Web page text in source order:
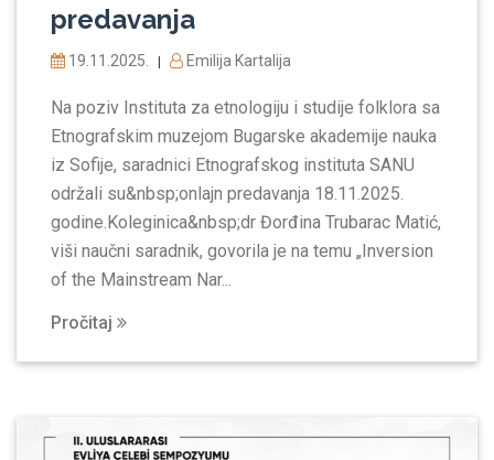
predavanja
19.11.2025. Emilija Kartalija
Na poziv Instituta za etnologiju i studije folklora sa
Etnografskim muzejom Bugarske akademije nauka
iz Sofije, saradnici Etnografskog instituta SANU
održali su&nbsp;onlajn predavanja 18.11.2025.
godine.Koleginica&nbsp;dr Đorđina Trubarac Matić,
viši naučni saradnik, govorila je na temu „Inversion
of the Mainstream Nar...
Pročitaj